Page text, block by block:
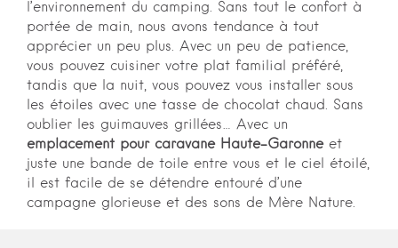
l’environnement du camping. Sans tout le confort à
portée de main, nous avons tendance à tout
apprécier un peu plus. Avec un peu de patience,
vous pouvez cuisiner votre plat familial préféré,
tandis que la nuit, vous pouvez vous installer sous
les étoiles avec une tasse de chocolat chaud. Sans
oublier les guimauves grillées… Avec un
emplacement pour caravane Haute-Garonneet
juste une bande de toile entre vous et le ciel étoilé,
il est facile de se détendre entouré d’une
campagne glorieuse et des sons de Mère Nature.